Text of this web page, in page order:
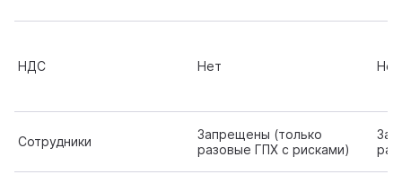
НДС Нет Нет
Сотрудники
Запрещены (только
разовые ГПХ с рисками)